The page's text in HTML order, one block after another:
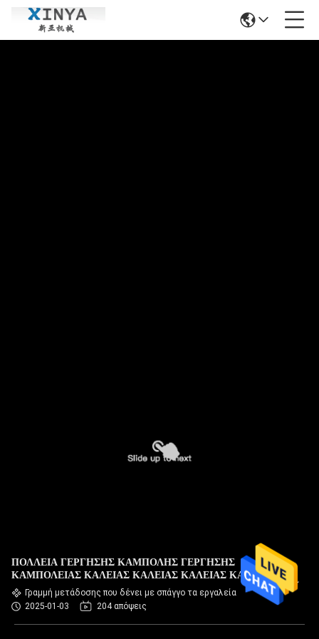
ΠΟΛΛΕΙΑ ΓΕΡΓΗΣΗΣ ΚΑΜΠΟΛΗΣ ΓΕΡΓΗΣΗΣ
ΚΑΜΠΟΛΕΙΑΣ ΚΑΛΕΙΑΣ ΚΑΛΕΙΑΣ ΚΑΛΕΙΑΣ ΚΑΛΕΙΑΣ
ΜΕ ΤΡΙΣ ΤΡΑΠΟΥΛΕΣ ΠΡΟΣ ΤΗΝ ΤΡΑΠΟΥΛΕΙΑ
Γραμμή μετάδοσης που δένει με σπάγγο τα εργαλεία
2025-01-03
204 απόψεις